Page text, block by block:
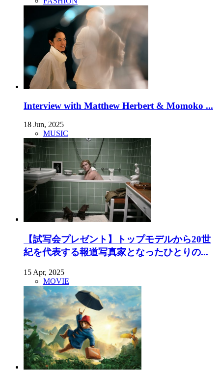
Interview with Matthew Herbert & Momoko ...
18 Jun, 2025
MUSIC
【試写会プレゼント】トップモデルから20世
紀を代表する報道写真家となったひとりの...
15 Apr, 2025
MOVIE